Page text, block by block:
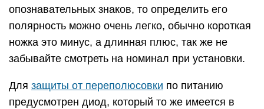
опознавательных знаков, то определить его
полярность можно очень легко, обычно короткая
ножка это минус, а длинная плюс, так же не
забывайте смотреть на номинал при установки.
Для защиты от переполюсовки по питанию
предусмотрен диод, который то же имеется в